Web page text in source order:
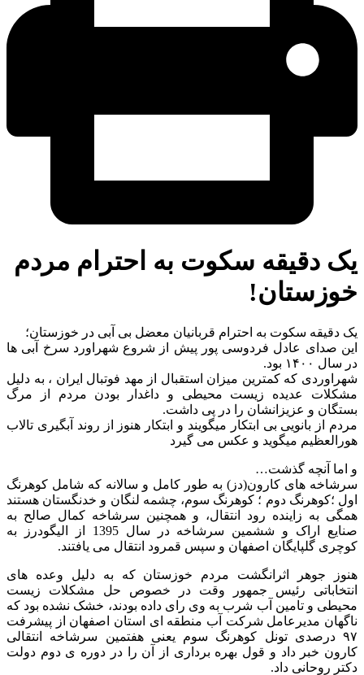
دقیقه سکوت به احترام مردم
دقیقه سکوت به احترام قربانیان معضل بی آبی در خوزستان؛
صدای عادل فردوسی پور پیش از شروع شهراورد سرخ آبی ها
۱۴۰۰ بود.
که کمترین میزان استقبال از مهد فوتبال ایران ، به دلیل
عدیده زیست محیطی و داغدار بودن مردم از مرگ
و عزیزانشان را در پی داشت.
از بانویی بی ابتکار میگویند و ابتکار هنوز از روند آبگیری تالاب
میگوید و عکس می گیرد
آنچه گذشت…
های کارون(دز) به طور کامل و سالانه که شامل کوهرنگ
؛کوهرنگ دوم ؛ کوهرنگ سوم، چشمه لنگان و خدنگستان هستند
به زاینده رود انتقال، و همچنین سرشاخه کمال صالح به
صنایع اراک و ششمین سرشاخه در سال 1395 از الیگودرز به
گلپایگان اصفهان و سپس قمرود انتقال می یافتند.
جوهر اثرانگشت مردم خوزستان که به دلیل وعده های
رئیس جمهور وقت در خصوص حل مشکلات زیست
و تامین آب شرب به وی رای داده بودند، خشک نشده بود که
مدیرعامل شرکت آب منطقه ای استان اصفهان از پیشرفت
۹۷ درصدی تونل کوهرنگ سوم یعنی هفتمین سرشاخه انتقالی
خبر داد و قول بهره برداری از آن را در دوره ی دوم دولت
روحانی داد.